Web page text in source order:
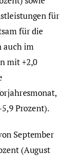
für
für die
auch im
mit +2,0
Prozent).
September
(August